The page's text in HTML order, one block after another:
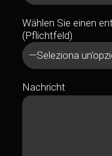
Wählen Sie einen
(Pflichtfeld)
—Seleziona
Nachricht